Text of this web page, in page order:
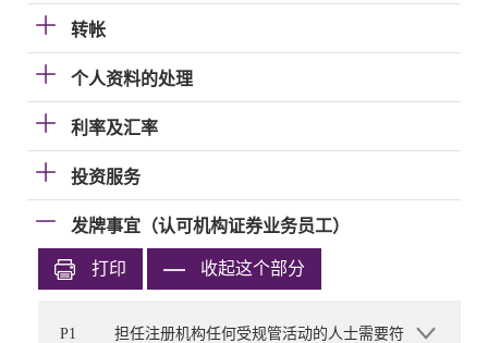
转帐
个人资料的处理
利率及汇率
投资服务
发牌事宜（认可机构证券业务员工）
打印 收起这个部分
P1
担任注册机构任何受规管活动的人士需要符